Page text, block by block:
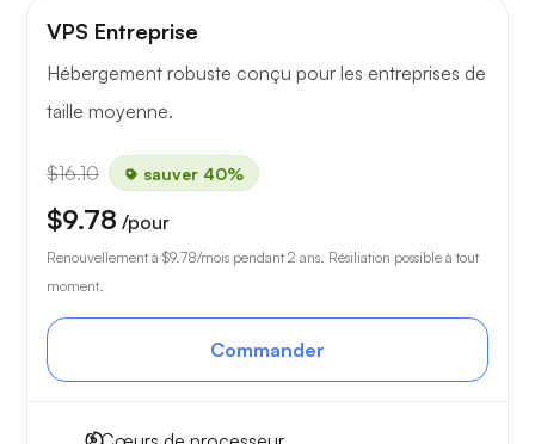
VPS Entreprise
Hébergement robuste conçu pour les entreprises de
taille moyenne.
$16.10 sauver 40%
$9.78 /pour
Renouvellement à $9.78/mois pendant 2 ans. Résiliation possible à tout
moment.
Commander